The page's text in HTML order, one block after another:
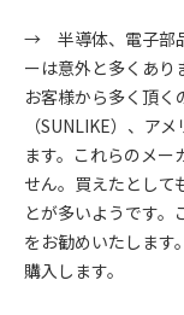
→ 半導体、電子部
ーは意外と多くあり
お客様から多く頂く
（SUNLIKE）、ア
ます。これらのメー
せん。買えたとして
とが多いようです。
をお勧めいたします
購入します。